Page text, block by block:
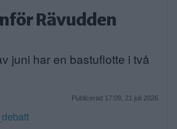
Rävudden
juni har en bastuflotte i två
Publicerad 17:09, 21 juli 2026